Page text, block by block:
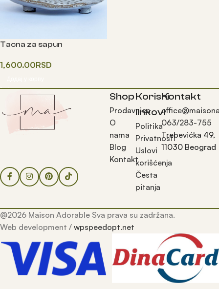
Tacna za sapun
1,600.00RSD
Shop
Prodavnica
O
nama
Blog
Kontakt
Korisni
linkovi
Politika
Privatnosti
Uslovi
korišćenja
Česta
pitanja
Kontakt
063/283-755
Trebevićka 49,
11030 Beograd
@2026 Maison Adorable Sva prava su zadržana.
Web development / wpspeedopt.net